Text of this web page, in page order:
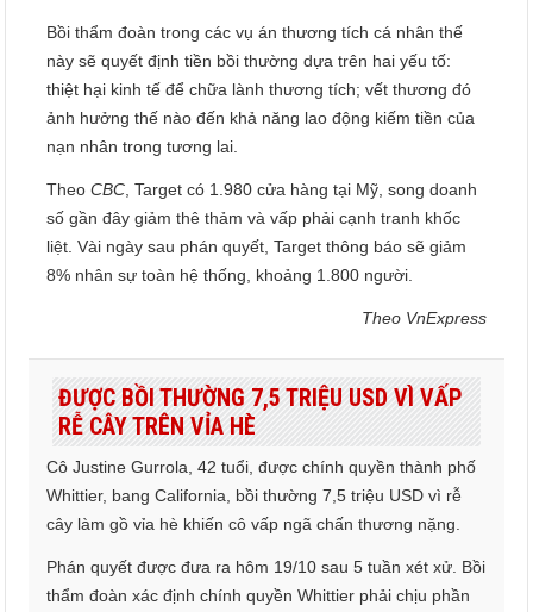
Bồi thẩm đoàn trong các vụ án thương tích cá nhân thế
này sẽ quyết định tiền bồi thường dựa trên hai yếu tố:
thiệt hại kinh tế để chữa lành thương tích; vết thương đó
ảnh hưởng thế nào đến khả năng lao động kiếm tiền của
nạn nhân trong tương lai.
TheoCBC , Target có 1.980 cửa hàng tại Mỹ, song doanh
số gần đây giảm thê thảm và vấp phải cạnh tranh khốc
liệt. Vài ngày sau phán quyết, Target thông báo sẽ giảm
8% nhân sự toàn hệ thống, khoảng 1.800 người.
Theo VnExpress
ĐƯỢC BỒI THƯỜNG 7,5 TRIỆU USD VÌ VẤP
RỄ CÂY TRÊN VỈA HÈ
Cô Justine Gurrola, 42 tuổi, được chính quyền thành phố
Whittier, bang California, bồi thường 7,5 triệu USD vì rễ
cây làm gồ vỉa hè khiến cô vấp ngã chấn thương nặng.
Phán quyết được đưa ra hôm 19/10 sau 5 tuần xét xử. Bồi
thẩm đoàn xác định chính quyền Whittier phải chịu phần